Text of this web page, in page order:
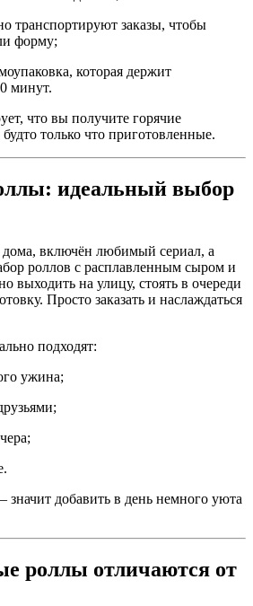
транспортируют заказы, чтобы
форму;
которая держит
минут.
что вы получите горячие
только что приготовленные.
идеальный выбор
дома, включён любимый сериал, а
роллов с расплавленным сыром и
выходить на улицу, стоять в очереди
Просто заказать и наслаждаться
подходят:
ужина;
значит добавить в день немного уюта
роллы отличаются от